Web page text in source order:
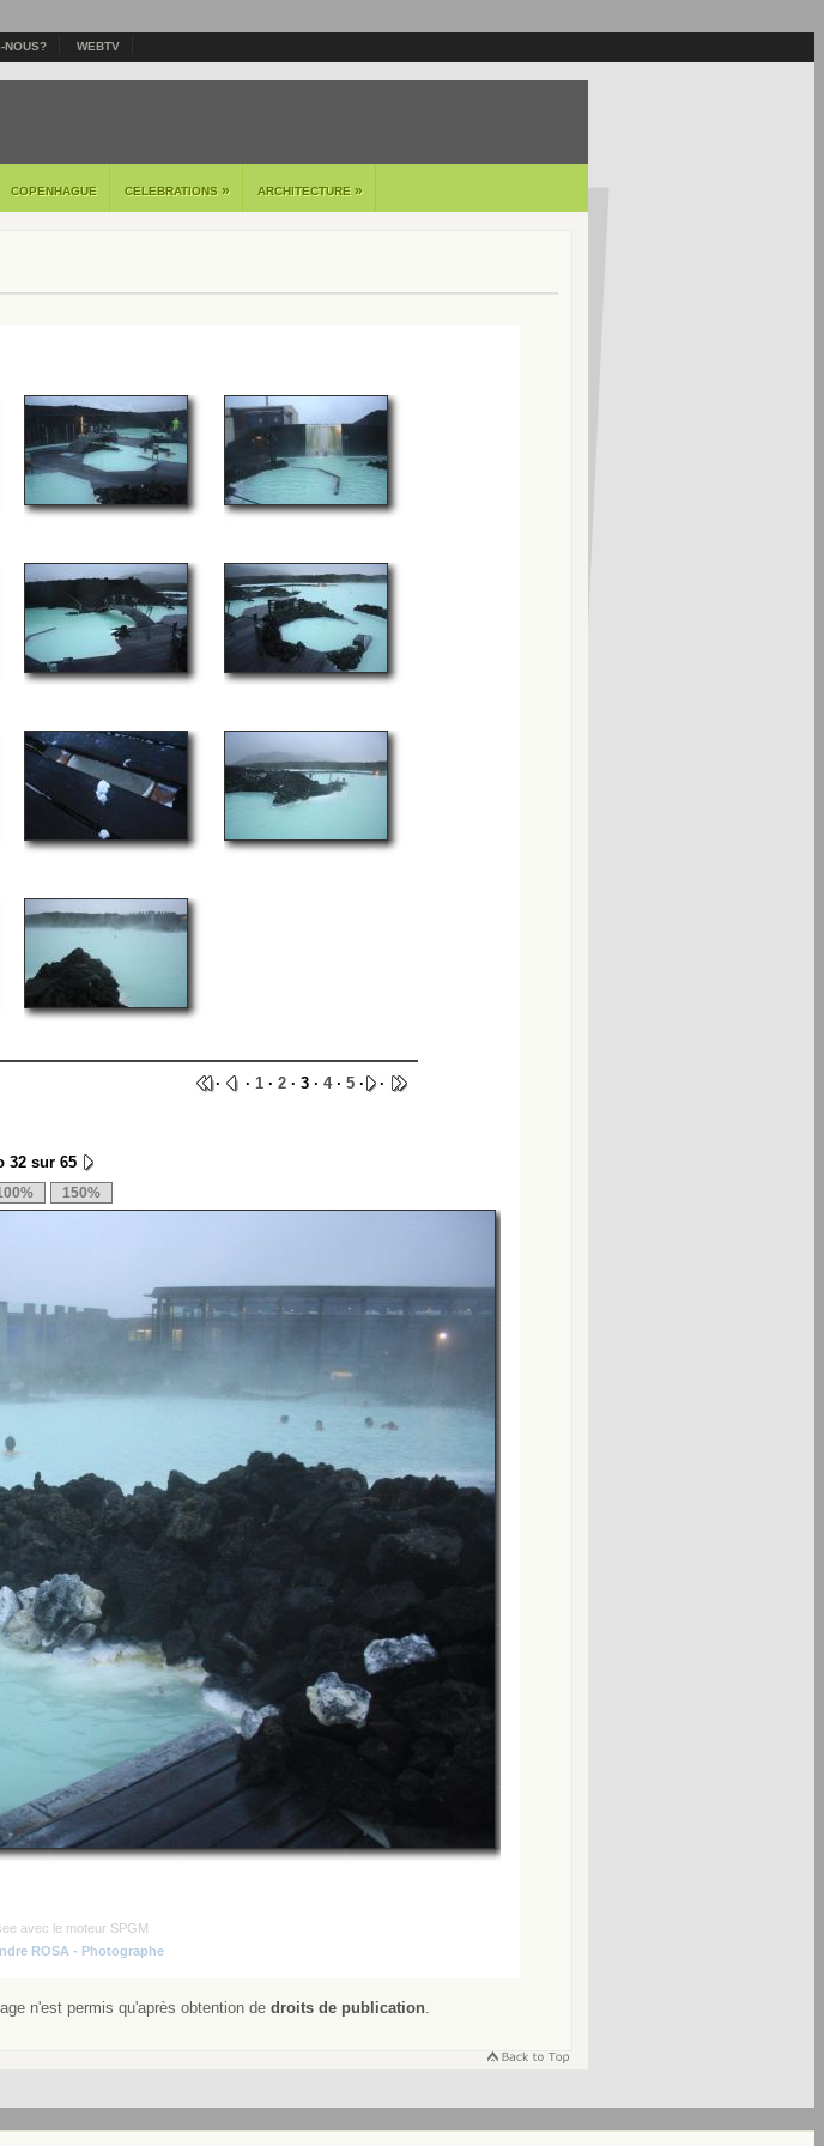
NOUS? WEBTV
COPENHAGUE CELEBRATIONS » ARCHITECTURE »
· · 1 · 2 · 3 · 4· 5 · ·
32 sur 65
avec le moteur SPGM
ROSA - Photographe
n'est permis qu'après obtention de droits de publication.